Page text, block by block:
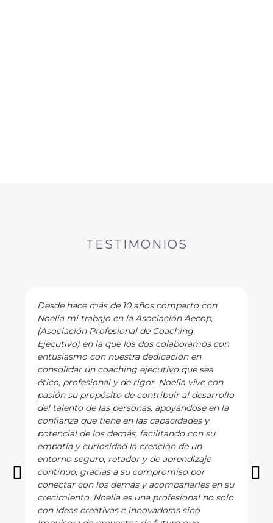
TESTIMONIOS
Desde hace más de 10 años comparto con
Noelia mi trabajo en la Asociación Aecop,
(Asociación Profesional de Coaching
Ejecutivo) en la que los dos colaboramos con
entusiasmo con nuestra dedicación en
consolidar un coaching ejecutivo que sea
ético, profesional y de rigor. Noelia vive con
pasión su propósito de contribuir al desarrollo
del talento de las personas, apoyándose en la
confianza que tiene en las capacidades y
potencial de los demás, facilitando con su
empatía y curiosidad la creación de un
entorno seguro, retador y de aprendizaje
continuo, gracias a su compromiso por
conectar con los demás y acompañarles en su
crecimiento. Noelia es una profesional no solo
con ideas creativas e innovadoras sino